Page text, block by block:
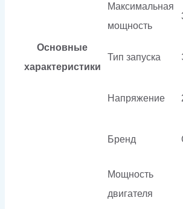
Основные
характеристики
Максимальная
мощность
Тип запуска
Напряжение
Бренд
Мощность
двигателя